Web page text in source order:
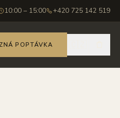
10:00 – 15:00 +420 725 142 519
POPTÁVKA